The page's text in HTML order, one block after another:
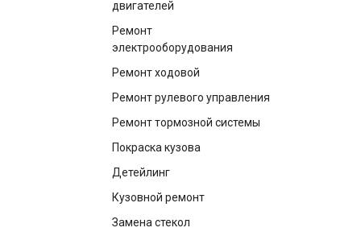
двигателей
Ремонт
электрооборудования
Ремонт ходовой
Ремонт рулевого управления
Ремонт тормозной системы
Покраска кузова
Детейлинг
Кузовной ремонт
Замена стекол